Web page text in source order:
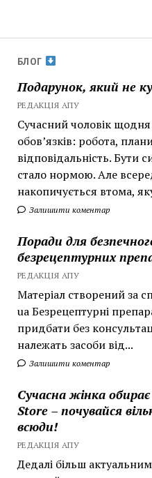
БЛОГ
Подарунок, який не
РЕДАКЦІЯ АПУ
Сучасний чоловік щодня
обов’язків: робота,
відповідальність. Бути
стало нормою. Але
накопичується втома,
Залишити коментар
Поради для
безрецептурних
РЕДАКЦІЯ АПУ
Матеріал створений за
ua Безрецептурні
придбати без
належать засоби від...
Залишити коментар
Сучасна жінка
Store – почувайся
всюди!
РЕДАКЦІЯ АПУ
Дедалі більш